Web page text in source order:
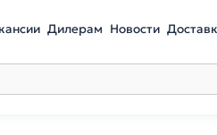
Дилерам Новости